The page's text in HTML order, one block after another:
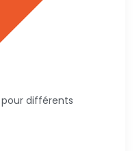
différents